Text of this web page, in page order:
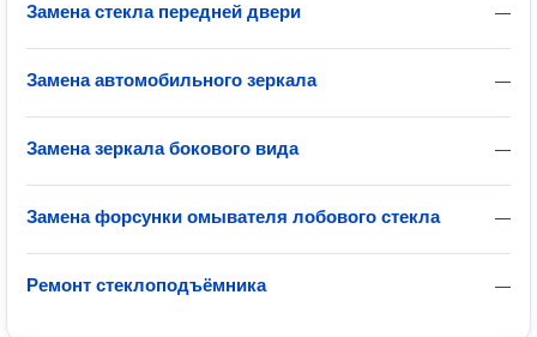
—
Замена стекла передней двери
—
Замена автомобильного зеркала
—
Замена зеркала бокового вида
—
Замена форсунки омывателя лобового стекла
—
Ремонт стеклоподъёмника